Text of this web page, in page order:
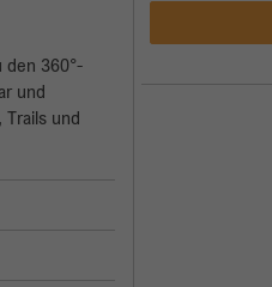
den 360°-
und
und